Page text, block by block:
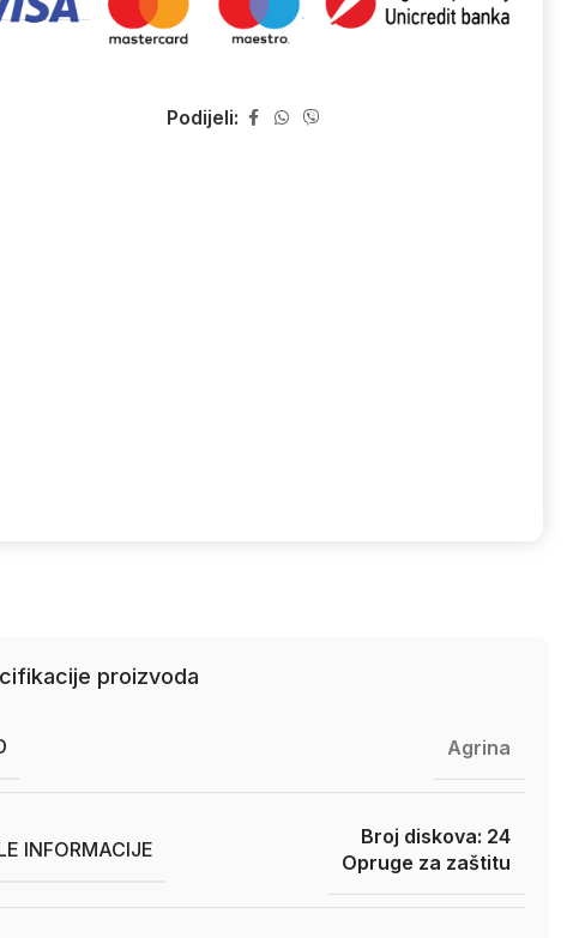
Podijeli:
proizvoda
Agrina
INFORMACIJE
Broj diskova: 24
Opruge za zaštitu